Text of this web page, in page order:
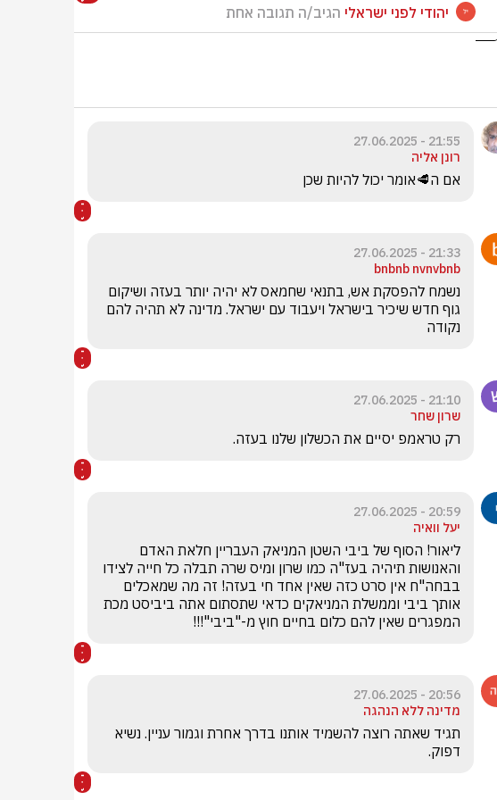
יהודי לפני ישראלי הגיב/ה תגובה אחת
21:55 - 27.06.2025
רונן אליה
אם ה🥩אומר יכול להיות שכן
21:33 - 27.06.2025
bnbnb nvnvbnb
נקודה
21:10 - 27.06.2025
שרון שחר
רק טראמפ יסיים את הכשלון שלנו בעזה.
20:59 - 27.06.2025
יעל וואיה
המפגרים שאין להם כלום בחיים חוץ מ-"ביבי"!!!
20:56 - 27.06.2025
מדינה ללא הנהגה
דפוק.